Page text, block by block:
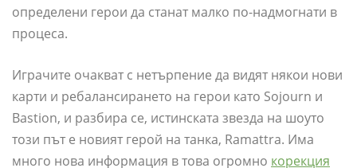
определени герои да станат малко по-надмогнати в
процеса.
Играчите очакват с нетърпение да видят някои нови
карти и ребалансирането на герои като Sojourn и
Bastion, и разбира се, истинската звезда на шоуто
този път е новият герой на танка, Ramattra. Има
много нова информация в това огромно корекция